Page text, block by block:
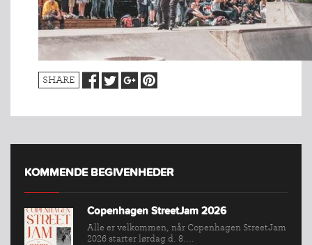
SHARE
KOMMENDE BEGIVENHEDER
Copenhagen StreetJam 2026
Alle er velkommen, når Copenhagen StreetJam
2026 starter lørdag d. 8....